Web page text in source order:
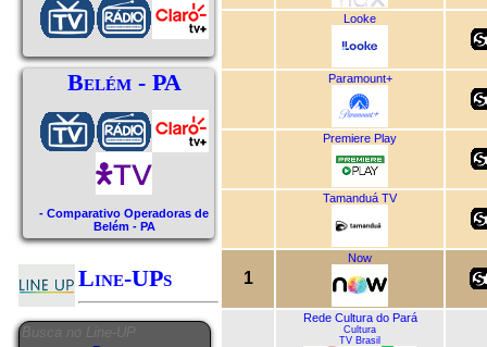
Belém - PA
- Comparativo Operadoras de
Belém - PA
Line-UPs
Looke
Paramount+
Premiere Play
Tamanduá TV
1
Now
Rede Cultura do Pará
Cultura
TV Brasil